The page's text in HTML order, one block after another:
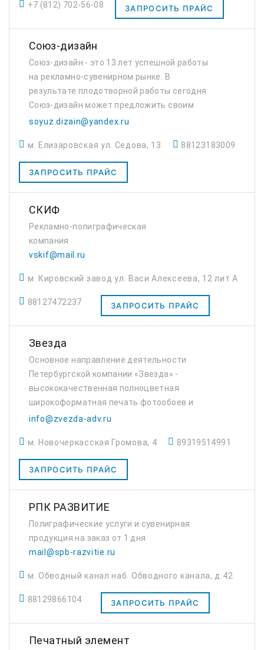
+7 (812) 702-56-08 ЗАПРОСИТЬ ПРАЙС
Союз-дизайн
Союз-дизайн - это 13 лет успешной работы
на рекламно-сувенирном рынке. В
результате плодотворной работы сегодня
Союз-дизайн может предложить своим
клиентам: конкурентные цены, широкий
сувенирной и полиграфической пр...
soyuz.dizain@yandex.ru
м. Елизаровская ул. Седова, 13 88123183009
ЗАПРОСИТЬ ПРАЙС
СКИФ
Рекламно-полиграфическая
компания
vskif@mail.ru
м. Кировский завод ул. Васи Алексеева, 12 лит А
88127472237 ЗАПРОСИТЬ ПРАЙС
Звезда
Основное направление деятельности
Петербургской компании «Звезда» -
высококачественная полноцветная
широкоформатная печать фотообоев и
фотографий на холсте. Использование
большие возможности как в оформлении
ин...
info@zvezda-adv.ru
м. Новочеркасская Громова, 4 89319514991
ЗАПРОСИТЬ ПРАЙС
РПК РАЗВИТИЕ
Полиграфические услуги и сувенирная
продукция на заказ от 1 дня
mail@spb-razvitie.ru
м. Обводный канал наб. Обводного канала, д.42
88129866104 ЗАПРОСИТЬ ПРАЙС
Печатный элемент